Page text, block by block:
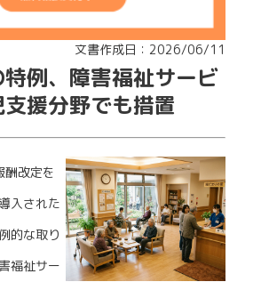
文書作成日：2026/06/11
例、障害福祉サービ
援分野でも措置
改定を
入された
的な取り
福祉サー